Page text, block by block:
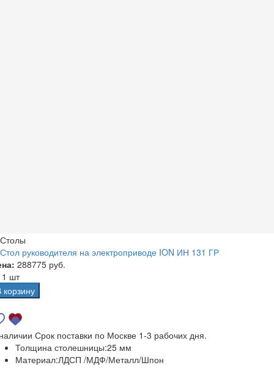
Столы
Стол руководителя на электроприводе ION ИН 131 ГР
288775 руб.
1 шт
корзину
Срок поставки по Москве 1-3 рабочих дня.
Толщина столешницы:25 мм
Материал:ЛДСП /МДФ/Металл/Шпон